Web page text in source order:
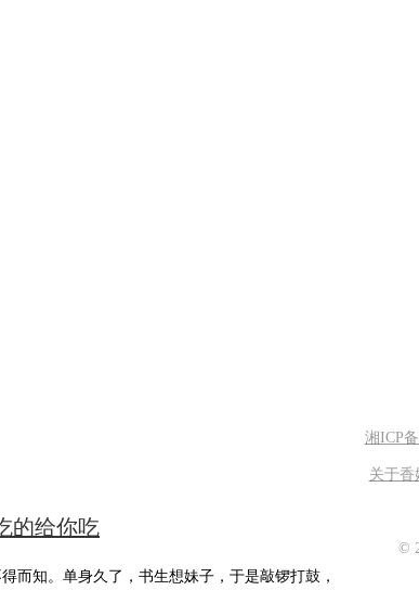
的给你吃
而知。单身久了，书生想妹子，于是敲锣打鼓，
湘ICP
关于香
©